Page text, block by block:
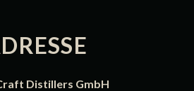
Distillers GmbH